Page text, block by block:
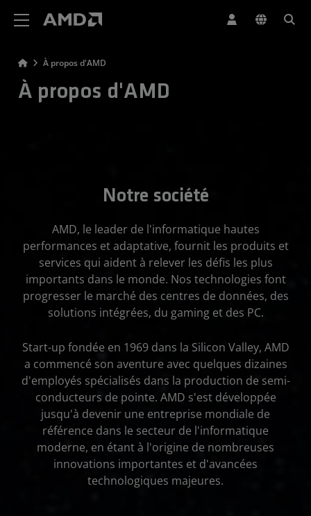
À propos d'AMD
À propos d'AMD
Notre société
AMD, le leader de l'informatique hautes
performances et adaptative, fournit les produits et
services qui aident à relever les défis les plus
importants dans le monde. Nos technologies font
progresser le marché des centres de données, des
solutions intégrées, du gaming et des PC.
Start-up fondée en 1969 dans la Silicon Valley, AMD
a commencé son aventure avec quelques dizaines
d'employés spécialisés dans la production de semi-
conducteurs de pointe. AMD s'est développée
jusqu'à devenir une entreprise mondiale de
référence dans le secteur de l'informatique
moderne, en étant à l'origine de nombreuses
innovations importantes et d'avancées
technologiques majeures.